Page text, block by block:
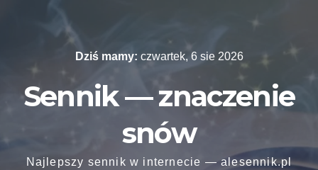
Dziś mamy: czwartek, 6 sie 2026
Sennik — znaczenie
snów
Najlepszy sennik w internecie — alesennik.pl